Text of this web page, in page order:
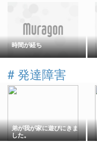
時間が経ち
# 発達障害
弟が我が家に遊びにきま
した。